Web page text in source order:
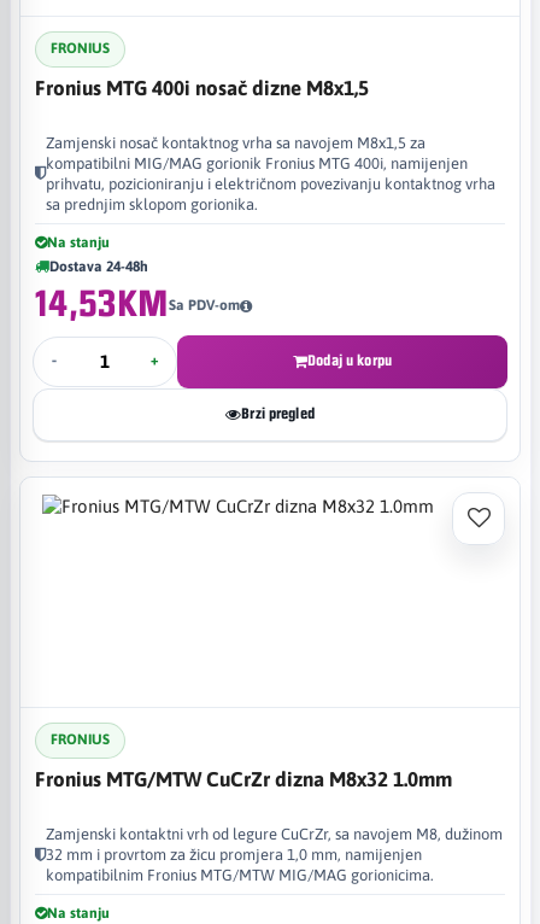
FRONIUS
Fronius MTG 400i nosač dizne M8x1,5
Zamjenski nosač kontaktnog vrha sa navojem M8x1,5 za
kompatibilni MIG/MAG gorionik Fronius MTG 400i, namijenjen
prihvatu, pozicioniranju i električnom povezivanju kontaktnog vrha
sa prednjim sklopom gorionika.
Na stanju
Dostava 24-48h
14,53KMSa PDV-om
- + Dodaj u korpu
Brzi pregled
FRONIUS
Fronius MTG/MTW CuCrZr dizna M8x32 1.0mm
Zamjenski kontaktni vrh od legure CuCrZr, sa navojem M8, dužinom
32 mm i provrtom za žicu promjera 1,0 mm, namijenjen
kompatibilnim Fronius MTG/MTW MIG/MAG gorionicima.
Na stanju